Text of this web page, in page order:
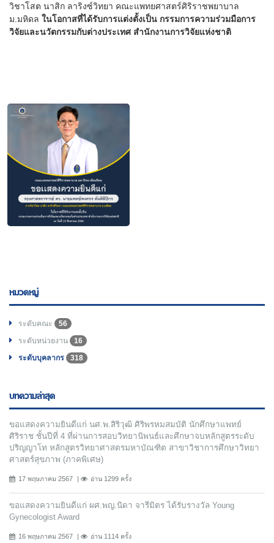
วิชาโสต นาสิก ลาริงซ์วิทยา คณะแพทยศาสตร์ศิริราชพยาบาล
ม.มหิดล ในโอกาสที่ได้รับการแต่งตั้งเป็น กรรมการความร่วมมือการ
วิจัยและนวัตกรรมกับต่างประเทศ สำนักงานการวิจัยแห่งชาติ
หมวดหมู่
ระดับคณะ
56
ระดับหน่วยงาน
16
ระดับบุคลากร
318
บทความล่าสุด
ขอแสดงความยินดีแก่ นศ.พ.สิริวุฒิ ศิริพรหมสมบัติ นักศึกษาแพทย์
ศิริราช ชั้นปีที่ 4 ที่ผ่านการสอบวิทยานิพนธ์และศึกษาจบหลักสูตรระดับ
ปริญญาโท หลักสูตรวิทยาศาสตรมหาบัณฑิต สาขาวิชาการศึกษาวิทยา
ศาสตร์สุขภาพ (ภาคพิเศษ)
17 พฤษภาคม 2567 อ่าน 1299 ครั้ง
ขอแสดงความยินดีแก่ ผศ.พญ.นิดา จารีมิตร ได้รับรางวัล Young
Gynecologist Award
16 พฤษภาคม 2567 อ่าน 1114 ครั้ง